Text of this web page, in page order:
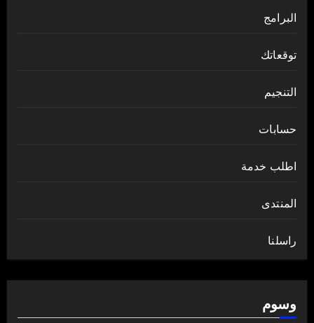
البرامج
توقعاتك
التنجيم
حسابات
اطلب خدمة
المنتدى
راسلنا
وسوم